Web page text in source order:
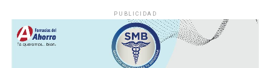
movilizó a corporaciones de seguridad para tratar de
ubicar tanto al responsable como al vehículo.
PUBLICIDAD